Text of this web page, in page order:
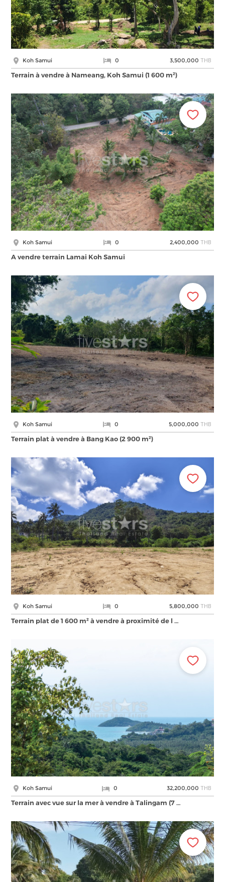
Koh Samui 0 3,500,000 THB
Terrain à vendre à Nameang, Koh Samui (1 600 m²)
Koh Samui 0 2,400,000 THB
A vendre terrain Lamai Koh Samui
Koh Samui 0 5,000,000 THB
Terrain plat à vendre à Bang Kao (2 900 m²)
Koh Samui 0 5,800,000 THB
Terrain plat de 1 600 m² à vendre à proximité de l …
Koh Samui 0 32,200,000 THB
Terrain avec vue sur la mer à vendre à Talingam (7 …